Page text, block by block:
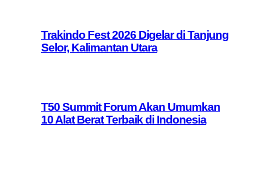
Trakindo Fest 2026 Digelar di Tanjung
Selor, Kalimantan Utara
T50 Summit Forum Akan Umumkan
10 Alat Berat Terbaik di Indonesia